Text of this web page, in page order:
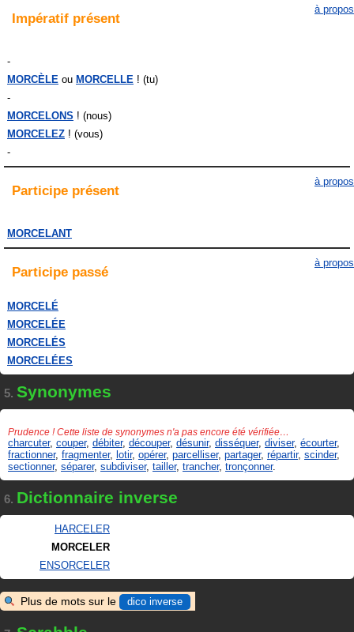
Impératif présent
à propos
-
MORCÈLE
MORCELLE ! (tu)
-
MORCELONS ! (nous)
MORCELEZ ! (vous)
-
Participe présent
à propos
MORCELANT
Participe passé
à propos
MORCELÉ
MORCELÉE
MORCELÉS
MORCELÉES
5. Synonymes
Prudence ! Cette liste de synonymes n'a pas encore été vérifiée…
charcuter, couper, débiter, découper, désunir, disséquer, diviser, écourter,
fractionner, fragmenter, lotir, opérer, parcelliser, partager, répartir, scinder,
sectionner, séparer, subdiviser, tailler, trancher, tronçonner.
6. Dictionnaire inverse
HARCELER
MORCELER
ENSORCELER
Plus de mots sur le dico inverse